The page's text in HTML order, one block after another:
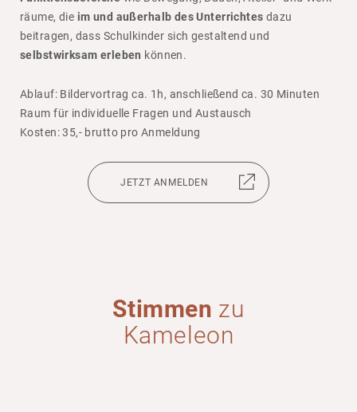
räume, die im und außerhalb des Unterrichtes dazu
beitragen, dass Schul­kinder sich gestal­tend und
selbstwirksam erleben können.
Ablauf: Bilder­vor­trag ca. 1h, anschlie­ßend ca. 30 Minuten
Raum für indi­vi­du­elle Fragen und Austausch
Kosten: 35,- brutto pro Anmel­dung
JETZT ANMELDEN
Stimmen zu
Kame­leon